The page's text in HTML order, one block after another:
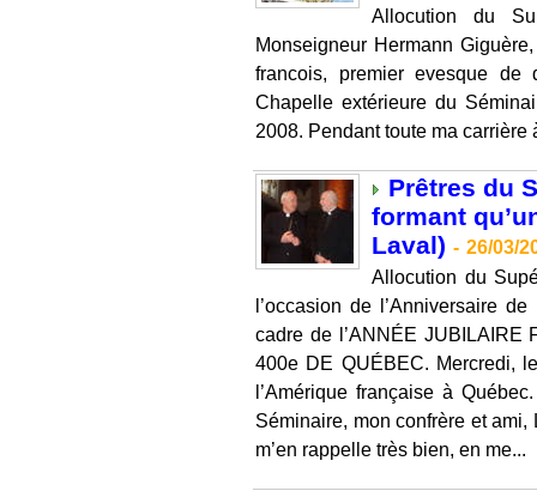
Allocution du
Monseigneur Hermann
francois, premier evesque de
Chapelle extérieure du
2008. Pendant toute ma carrière
Prêtres du
formant
Laval) - 26/03/
Allocution du
l’occasion de l’Anniversaire
cadre de l’ANNÉE JUBILAIRE
400e DE QUÉBEC. Mercredi,
l’Amérique française à
Séminaire, mon confrère et
m’en rappelle très bien, en me...